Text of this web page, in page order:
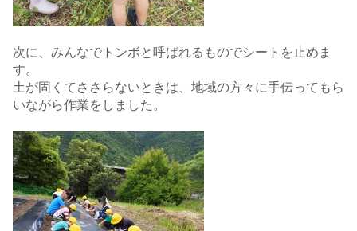
次に、みんなでトンボと呼ばれるものでシートを止めま
す。
土が固くてささらないときは、地域の方々に手伝ってもら
いながら作業をしました。